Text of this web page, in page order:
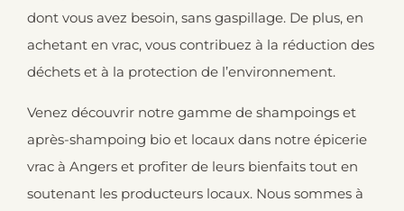
dont vous avez besoin, sans gaspillage. De plus, en
achetant en vrac, vous contribuez à la réduction des
déchets et à la protection de l’environnement.
Venez découvrir notre gamme de shampoings et
après-shampoing bio et locaux dans notre épicerie
vrac à Angers et profiter de leurs bienfaits tout en
soutenant les producteurs locaux. Nous sommes à